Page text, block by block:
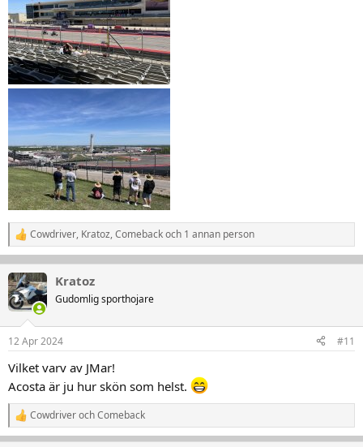
R
e
a
k
t
i
n
e
:
Cowdriver, Kratoz,Comebackoch 1 annan person
Kratoz
Gudomlig sporthojare
12 Apr 2024 #11
Vilket varv av JMar!
Acosta är ju hur skön som helst.
R
e
CowdriverochComeback